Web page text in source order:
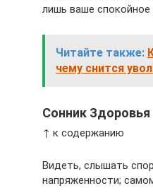
лишь ваше
Читайте также:
чему снится
Сонник Здоровья
↑ к содержанию
Видеть, слышать
напряженности;